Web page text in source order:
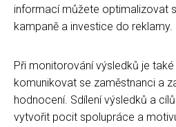
informací můžete optimalizovat
kampaně a investice do reklamy.
Při monitorování výsledků je
komunikovat se zaměstnanci a
hodnocení. Sdílení výsledků a
vytvořit pocit spolupráce a